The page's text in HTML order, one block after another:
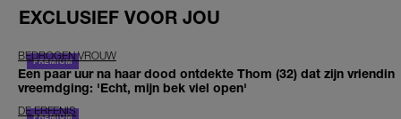
EXCLUSIEF VOOR JOU
BEDROGEN VROUW
Een paar uur na haar dood ontdekte Thom (32) dat zijn vriendin
vreemdging: 'Echt, mijn bek viel open'
DE ERFENIS